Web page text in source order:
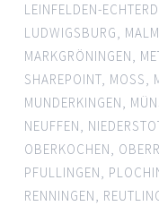
LEINFELDEN-
LUDWIGSBURG,
MARKGRÖNINGEN,
SHAREPOINT, MOSS,
MUNDERKINGEN,
NEUFFEN,
OBERKOCHEN,
PFULLINGEN,
RENNINGEN,